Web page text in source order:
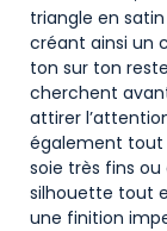
triangle en
créant ainsi un
ton sur ton
cherchent
attirer
également tout
soie très fins
silhouette tout
une finition